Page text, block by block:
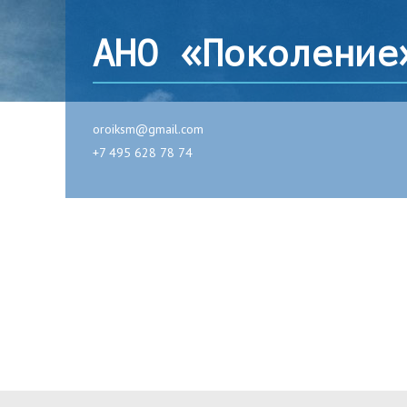
АНО
oroiksm@gmail.com
+7 495 628 78 74